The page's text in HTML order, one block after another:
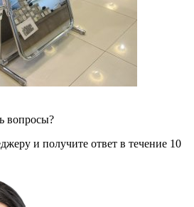
вопросы?
и получите ответ в течение 10